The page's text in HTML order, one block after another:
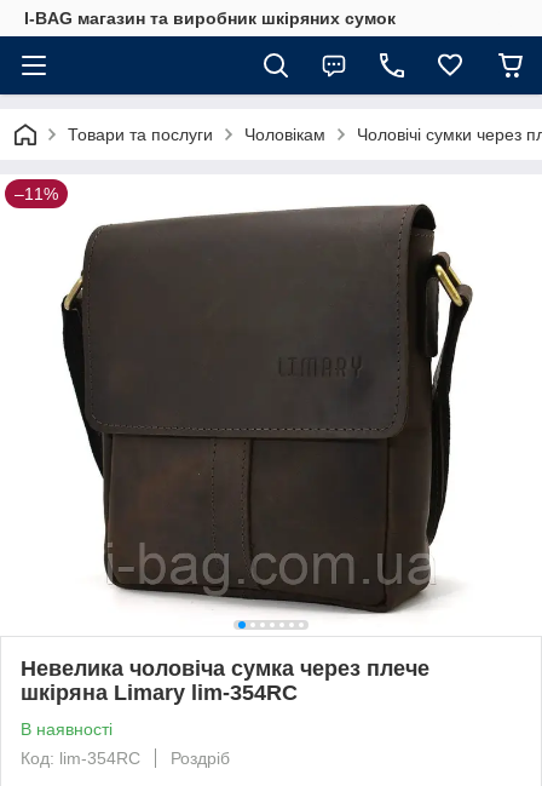
I-BAG магазин та виробник шкіряних сумок
Товари та послуги Чоловікам Чоловічі сумки через
–11%
Невелика чоловіча сумка через плече
шкіряна Limary lim-354RC
В наявності
Код: lim-354RC
Роздріб